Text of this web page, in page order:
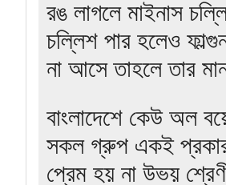
রঙ লাগলে মাইনাস
চল্লিশ পার হলেও
না আসে তাহলে তার
বাংলাদেশে কেউ অল
সকল গ্রুপ একই প্রকার
প্রেম হয় না উভয়